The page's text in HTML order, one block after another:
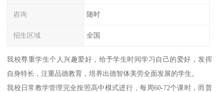
咨询 随时
招生区域 全国
我校尊重学生个人兴趣爱好，给予学生时间学习自己的爱好，发挥
自身特长，注重品德教育，培养出德智体美劳全面发展的学生。
我校日常教学管理完全按照高中模式进行，每周60-72个课时，而普